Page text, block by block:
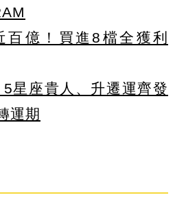
百億！買進8檔全獲利
星座貴人、升遷運齊發
運期